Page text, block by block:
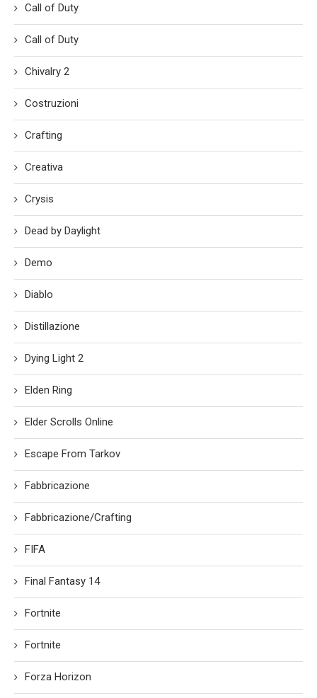
Call of Duty
Call of Duty
Chivalry 2
Costruzioni
Crafting
Creativa
Crysis
Dead by Daylight
Demo
Diablo
Distillazione
Dying Light 2
Elden Ring
Elder Scrolls Online
Escape From Tarkov
Fabbricazione
Fabbricazione/Crafting
FIFA
Final Fantasy 14
Fortnite
Fortnite
Forza Horizon